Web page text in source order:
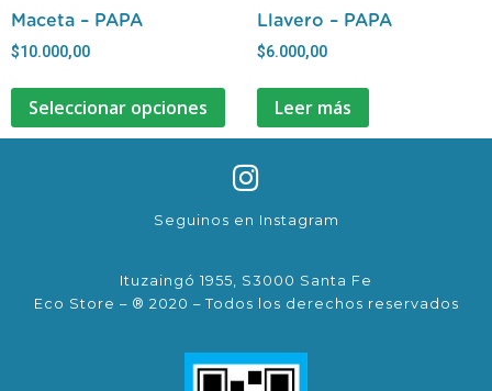
Maceta – PAPA
$10.000,00
Seleccionar opciones
Llavero – PAPA
$6.000,00
Leer más
Seguinos en Instagram
Ituzaingó 1955, S3000 Santa Fe
Eco Store – ® 2020 – Todos los derechos reservados